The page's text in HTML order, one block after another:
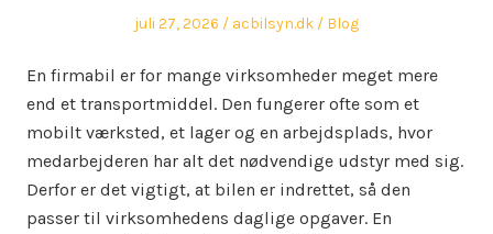
Posted
juli 27, 2026 Author
acbilsyn.dk
Posted
Blog
En firmabil er for mange virksomheder meget mere
end et transportmiddel. Den fungerer ofte som et
mobilt værksted, et lager og en arbejdsplads, hvor
medarbejderen har alt det nødvendige udstyr med sig.
Derfor er det vigtigt, at bilen er indrettet, så den
passer til virksomhedens daglige opgaver. En